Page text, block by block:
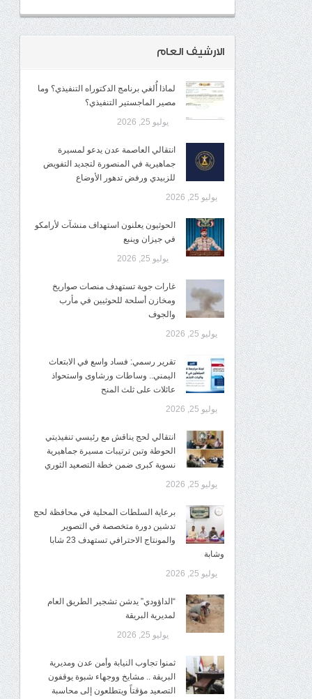
الارشيف العام
لماذا أُلغي برنامج الدكتوراه التنفيذي؟ وما
مصير الماجستير التنفيذي؟
يوليو 25, 2026
انتقالي العاصمة عدن يدعو لمسيرة
جماهيرية في المنصورة لتجديد التفويض
للزبيدي ورفض تدهور الأوضاع
يوليو 25, 2026
الحوثيون يعلنون استهداف منشآت لأرامكو
في جيزان وينبع
يوليو 25, 2026
غارات جوية تستهدف منصات صواريخ
ومخازن أسلحة للحوثيين في مأرب
والجوف
يوليو 25, 2026
تقرير رسمي: فساد واسع في الابتعاث
اليمني.. وساطات ورشاوى واستحواذ
عائلات على ثلث المنح
يوليو 25, 2026
انتقالي لحج يناقش مع رئيسي تنفيذيتي
الحوطة وتبن ترتيبات مسيرة جماهيرية
نسوية كبرى ضمن خطة التصعيد الثوري
يوليو 25, 2026
برعاية السلطات المحلية في محافظة لحج
تدشين دورة متخصصة في التصوير
والمونتاج الاحترافي تستهدف 23 شابا
وشابة
يوليو 25, 2026
“الداؤودي” يدشن تشجير الطريق العام
لمديرية البريقة
يوليو 25, 2026
ثمنوا تجاوب النيابة وأمن عدن ومديرية
البريقة .. مشايخ ووجهاء شبوة يوقفون
التصعيد مؤقتاً ويتطلعون إلى محاسبة